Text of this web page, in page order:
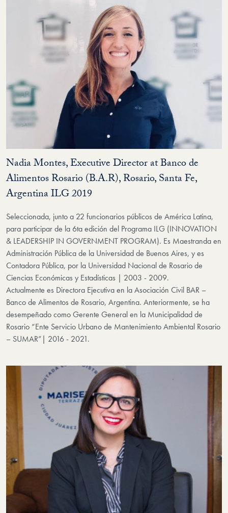
Nadia Montes, Executive Director at Banco de
Alimentos Rosario (B.A.R), Rosario, Santa Fe,
Argentina ILG 2019
Seleccionada, junto a 22 funcionarios públicos de América Latina,
para participar de la 6ta edición del Programa ILG (INNOVATION
& LEADERSHIP IN GOVERNMENT PROGRAM). Es Maestranda en
Administración Pública de la Universidad de Buenos Aires, y es
Contadora Pública, por la Universidad Nacional de Rosario de
Ciencias Económicas y Estadísticas | 2003 - 2009.
Actualmente es Directora Ejecutiva en la Asociación Civil BAR –
Banco de Alimentos de Rosario, Argentina. Anteriormente, se ha
desempeñado como Gerente General en la Municipalidad de
Rosario “Ente Servicio Urbano de Mantenimiento Ambiental Rosario
– SUMAR”| 2016 - 2021.